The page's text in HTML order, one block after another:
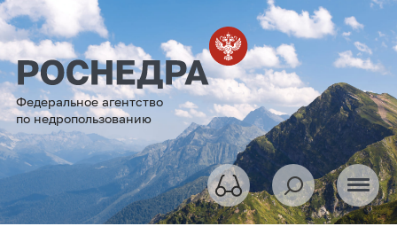
Федеральное агентство
по недропользованию